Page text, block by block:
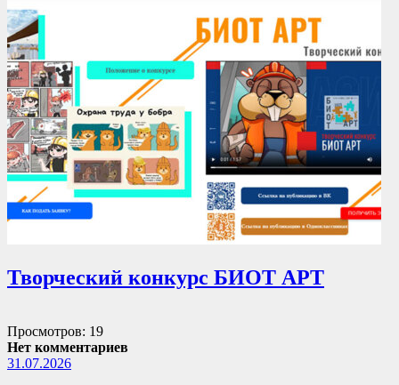
Творческий конкурс БИОТ АРТ
Просмотров: 19
Нет комментариев
31.07.2026